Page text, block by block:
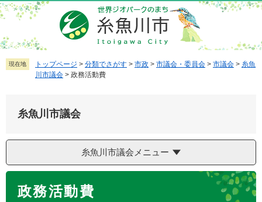
ペ
ー
ジ
の
先
メ
ニ
ュ
ー
を
へ
現在地 トップページ > 分類でさがす > 市政 > 市議会・委員会 > 市議会 > 糸魚
川市議会 > 政務活動費
糸魚川市議会
糸魚川市議会メニュー
政務活動費